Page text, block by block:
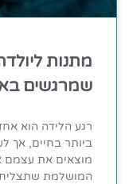
מתנות
שמרגשים
רגע הלידה הוא
ביותר בחיים, אך
מוצאים את עצמם
המושלמת